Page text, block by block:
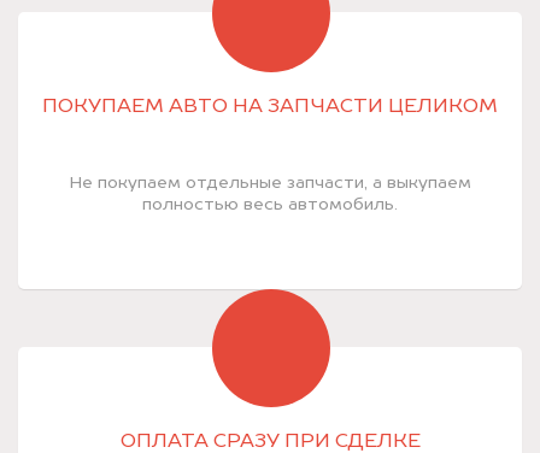
ПОКУПАЕМ АВТО НА ЗАПЧАСТИ ЦЕЛИКОМ
Не покупаем отдельные запчасти, а выкупаем
полностью весь автомобиль.
ОПЛАТА СРАЗУ ПРИ СДЕЛКЕ